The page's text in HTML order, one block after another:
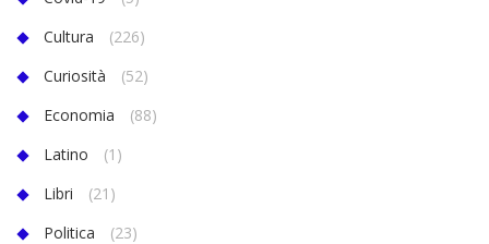
Cultura
(226)
Curiosità
(52)
Economia
(88)
Latino
(1)
Libri
(21)
Politica
(23)